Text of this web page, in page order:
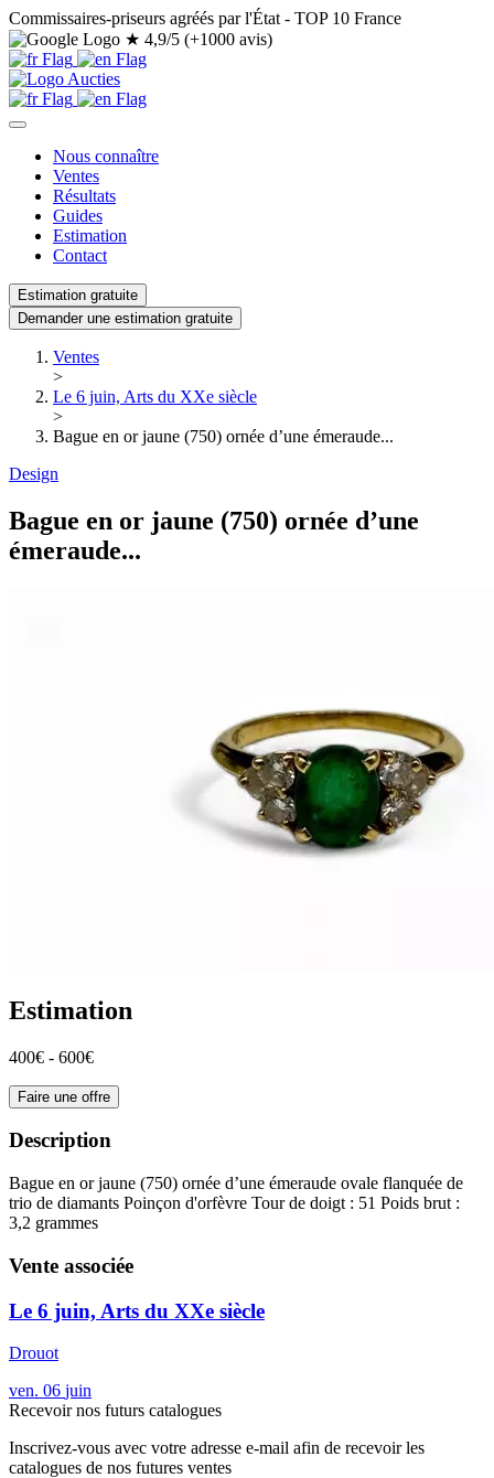
Commissaires-priseurs agréés par l'État - TOP 10 France
★ 4,9/5 (+1000 avis)
Nous connaître
Ventes
Résultats
Guides
Estimation
Contact
Estimation gratuite
Demander une estimation gratuite
Ventes
>
Le 6 juin, Arts du XXe siècle
>
Bague en or jaune (750) ornée d’une émeraude...
Design
Bague en or jaune (750) ornée d’une
émeraude...
Estimation
400€ - 600€
Faire une offre
Description
Bague en or jaune (750) ornée d’une émeraude ovale flanquée de
trio de diamants Poinçon d'orfèvre Tour de doigt : 51 Poids brut :
3,2 grammes
Vente associée
Le 6 juin, Arts du XXe siècle
Drouot
ven. 06 juin
Recevoir nos futurs catalogues
Inscrivez-vous avec votre adresse e-mail afin de recevoir les
catalogues de nos futures ventes